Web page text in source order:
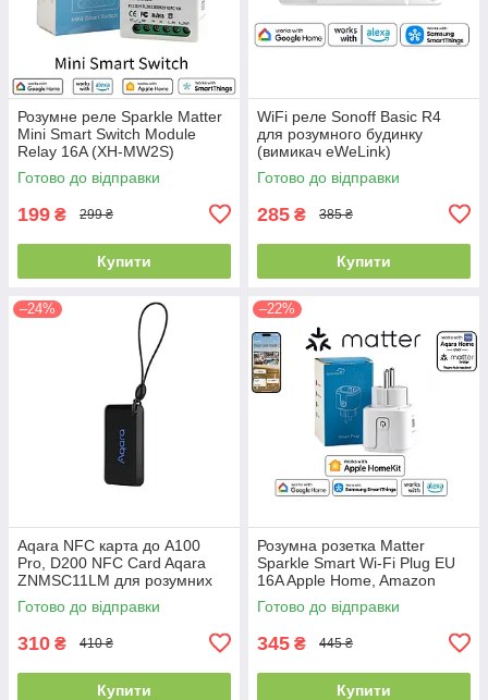
Розумне реле Sparkle Matter
Mini Smart Switch Module
Relay 16A (XH-MW2S)
Готово до відправки
199 ₴ 299 ₴
Купити
WiFi реле Sonoff Basic R4
для розумного будинку
(вимикач eWeLink)
Готово до відправки
285 ₴ 385 ₴
Купити
–24%
Aqara NFC карта до A100
Pro, D200 NFC Card Aqara
ZNMSC11LM для розумних
дверних замків Aqara A100
pro та D200
Готово до відправки
310 ₴ 410 ₴
Купити
–22%
Розумна розетка Matter
Sparkle Smart Wi-Fi Plug EU
16A Apple Home, Amazon
Alexa, Google Home (XH-
MW2P)
Готово до відправки
345 ₴ 445 ₴
Купити